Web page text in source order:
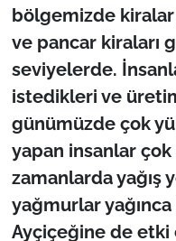
bölgemizde
ve pancar kiraları
seviyelerde.
istedikleri ve
günümüzde çok
yapan insanlar
zamanlarda yağış
yağmurlar
Ayçiçeğine de etki